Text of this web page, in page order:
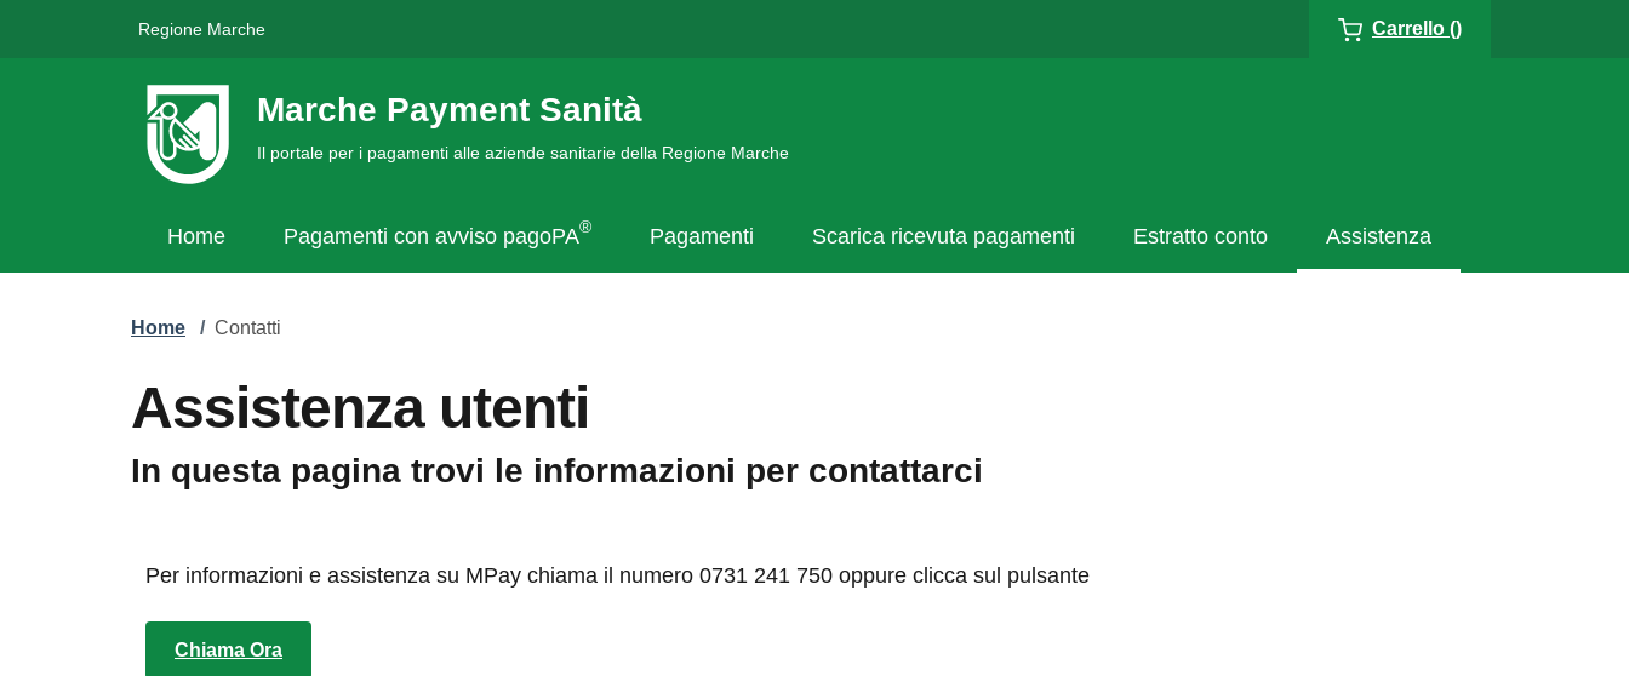
Regione Marche Carrello ()
Marche Payment Sanità
Il portale per i pagamenti alle aziende sanitarie della Regione Marche
Home Pagamenti con avviso pagoPA® Pagamenti Scarica ricevuta pagamenti Estratto conto Assistenza
Home / Contatti
Assistenza utenti
In questa pagina trovi le informazioni per contattarci
Per informazioni e assistenza su MPay chiama il numero 0731 241 750 oppure clicca sul pulsante
Chiama Ora